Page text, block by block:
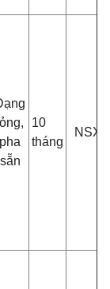
lỏng,
pha
sẵn
10
tháng
NSX